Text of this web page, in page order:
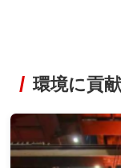
環境に貢